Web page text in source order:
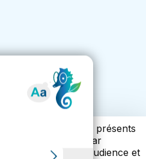
la liste des cookies présents
est présentée par
de mesure d’audience et